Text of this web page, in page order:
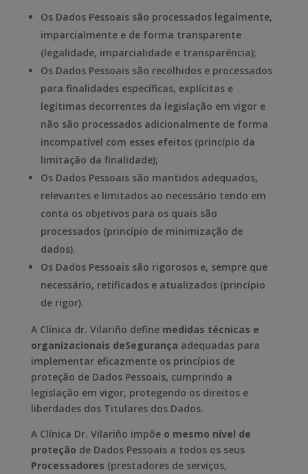
Os Dados Pessoais são processados legalmente,
imparcialmente e de forma transparente
(legalidade, imparcialidade e transparência);
Os Dados Pessoais são recolhidos e processados
para finalidades específicas, explícitas e
legítimas decorrentes da legislação em vigor e
não são processados adicionalmente de forma
incompatível com esses efeitos (princípio da
limitação da finalidade);
Os Dados Pessoais são mantidos adequados,
relevantes e limitados ao necessário tendo em
conta os objetivos para os quais são
processados (princípio de minimização de
dados).
Os Dados Pessoais são rigorosos e, sempre que
necessário, retificados e atualizados (princípio
de rigor).
A Clínica dr. Vilariño define medidas técnicas e
organizacionais deSegurança adequadas para
implementar eficazmente os princípios de
proteção de Dados Pessoais, cumprindo a
legislação em vigor, protegendo os direitos e
liberdades dos Titulares dos Dados.
A Clínica Dr. Vilariño impõe o mesmo nível de
proteção de Dados Pessoais a todos os seus
Processadores (prestadores de serviços,